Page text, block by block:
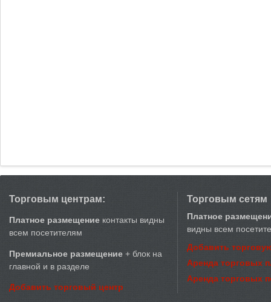
Торговым центрам:
Платное размещение контакты видны
всем посетителям
Премиальное размещение + блок на
главной и в разделе
Добавить торговый центр
Торговым сетям
Платное
видны всем
Добавить
Аренда торговых
Аренда торговых